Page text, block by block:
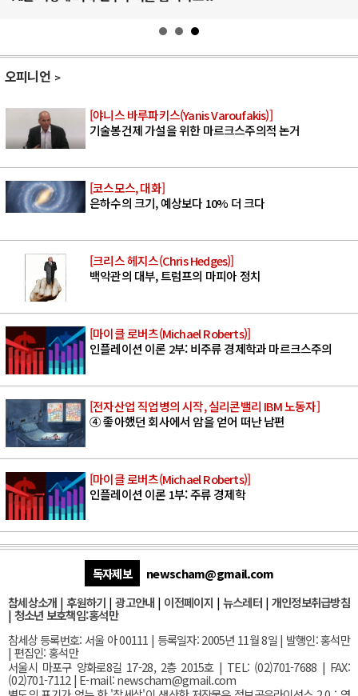
오피니언
[야니스 바루파키스(Yanis Varoufakis)]
기술봉건제 가설을 위한 마르크스주의적 논거
[코스모스, 대화]
은하수의 크기, 예상보다 10% 더 크다
[크리스 헤지스(Chris Hedges)]
백악관의 대부, 트럼프의 마피아 정치
[마이클 로버츠(Michael Roberts)]
인플레이션 이론 2부: 비주류 경제학과 마르크스주의
[전자산업 직업병의 시작, 실리콘밸리 IBM 노동자]
④ 좋아했던 회사에서 암을 얻어 떠난 남편
[마이클 로버츠(Michael Roberts)]
인플레이션 이론 1부: 주류 경제학
독자제보
newscham@gmail.com
참세상소개 | 후원하기 |광고안내 | 이전페이지 | 뉴스레터| 개인정보취급방침
| 청소년 보호책임:홍석만
참세상 등록번호: 서울 아 00111 | 등록일자: 2005년 11월 8일 | 발행인: 홍석만
| 편집인: 홍석만
서울시 마포구 양화로8길 17-28, 2층 2015호| TEL: (02)701-7688 | FAX:
(02)701-7112 | E-mail:newscham@gmail.com